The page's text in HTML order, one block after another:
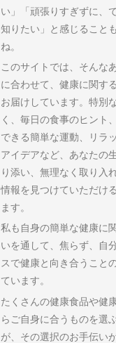
い」「頑張りすぎずに、
知りたい」と感じること
ね。
このサイトでは、そんな
に合わせて、健康に関す
お届けしています。特別
く、毎日の食事のヒント
できる簡単な運動、リラ
アイデアなど、あなたの
り添い、無理なく取り入
情報を見つけていただけ
ます。
私も自身の簡単な健康に
いを通して、焦らず、自
スで健康と向き合うこと
ています。
たくさんの健康食品や健
らご自身に合うものを選
が、その選択のお手伝い